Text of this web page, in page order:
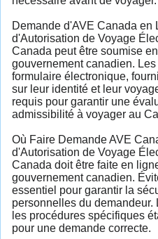
Demande d'AVE Canada en
d'Autorisation de Voyage
Canada peut être soumise
gouvernement canadien.
formulaire électronique,
sur leur identité et leur
requis pour garantir une
admissibilité à voyager au
Où Faire Demande AVE
d'Autorisation de Voyage
Canada doit être faite en
gouvernement canadien.
essentiel pour garantir la
personnelles du
les procédures spécifiques
pour une demande correcte.